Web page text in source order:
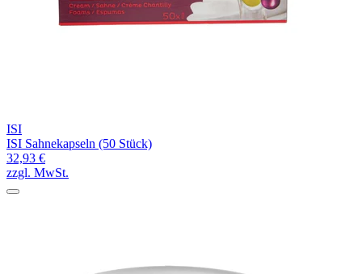
ISI
ISI Sahnekapseln (50 Stück)
32,93 €
zzgl. MwSt.